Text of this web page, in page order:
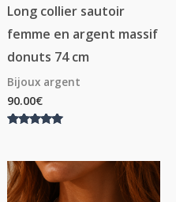
Long collier sautoir
femme en argent massif
donuts 74 cm
Bijoux argent
90.00€